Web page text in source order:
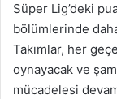
Süper Lig’deki
bölümlerinde
Takımlar, her
oynayacak ve
mücadelesi